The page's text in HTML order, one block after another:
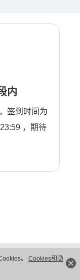
。 Cookies和隐
内
签到时间为
，期待